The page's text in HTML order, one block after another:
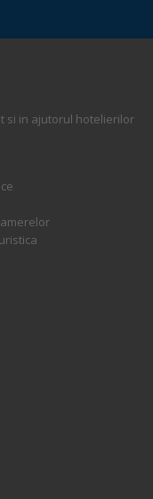
si in ajutorul hotelierilor